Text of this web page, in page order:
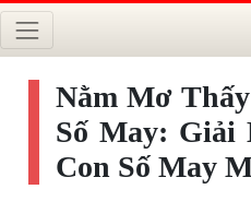
Nằm Mơ
Số May: Giải
Con Số May